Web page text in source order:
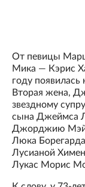
От певицы
Мика — Кэрис
году
Вторая жена,
звездному
сына Джеймса
Джорджию Мэй
Люка
Лусианой
Лукас Морис